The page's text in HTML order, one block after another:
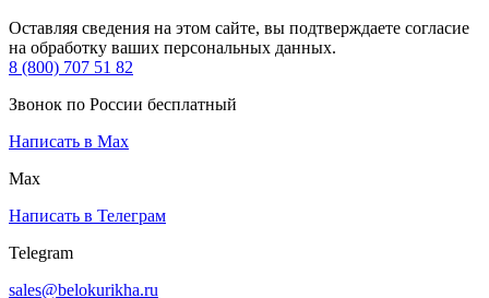
Оставляя сведения на этом сайте, вы подтверждаете согласие
на обработку ваших персональных данных.
8 (800) 707 51 82
Звонок по России бесплатный
Написать в Max
Max
Написать в Телеграм
Telegram
sales@belokurikha.ru